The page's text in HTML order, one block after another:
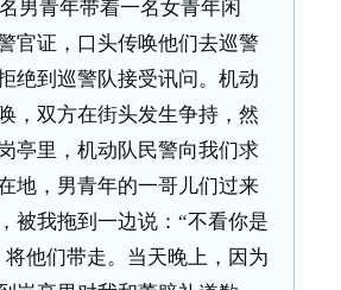
男青年带着一名女青年闲
官证，口头传唤他们去巡警
绝到巡警队接受讯问。机动
，双方在街头发生争持，然
亭里，机动队民警向我们求
地，男青年的一哥儿们过来
被我拖到一边说：“不看你是
他们带走。当天晚上，因为